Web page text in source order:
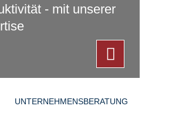
- mit unserer
UNTERNEHMENSBERATUNG